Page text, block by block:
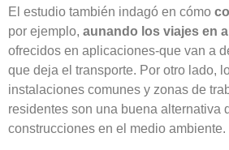
El estudio también indagó en cómo
por ejemplo, aunando los viajes en
ofrecidos en aplicaciones-que van a
que deja el transporte. Por otro lado,
instalaciones comunes y zonas de
residentes son una buena alternativa
construcciones en el medio ambiente.